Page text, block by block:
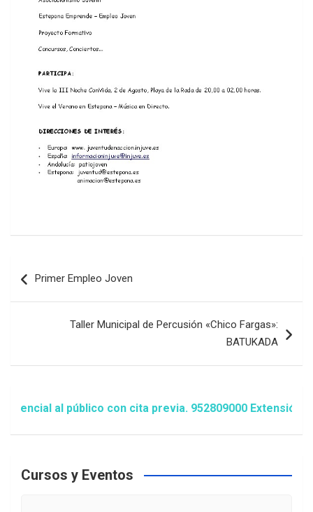
de
Primer Empleo Joven
Taller Municipal de Percusión «Chico Fargas»:
BATUKADA
al público con cita previa. 952809000 Extensión 1481/
Cursos y Eventos